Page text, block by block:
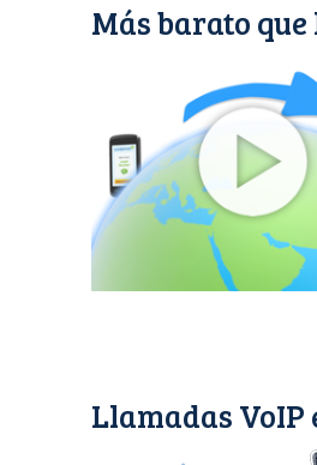
Más barato
Llamadas